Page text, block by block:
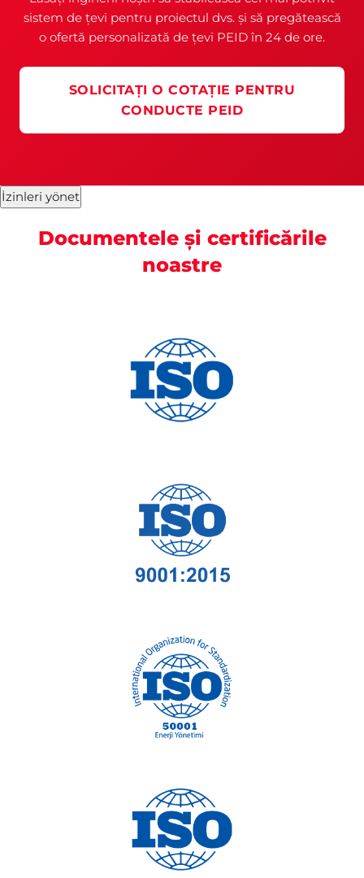
sistem de țevi pentru proiectul dvs. și să pregătească
o ofertă personalizată de țevi PEID în 24 de ore.
SOLICITAȚI O COTAȚIE PENTRU
CONDUCTE PEID
İzinleri yönet
Documentele și certificările
noastre